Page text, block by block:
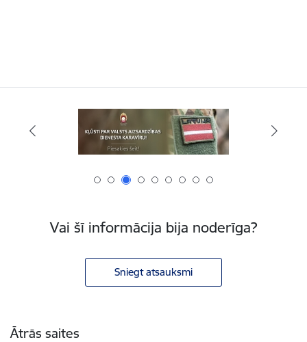
Vai šī informācija bija noderīga?
Sniegt atsauksmi
Ātrās saites